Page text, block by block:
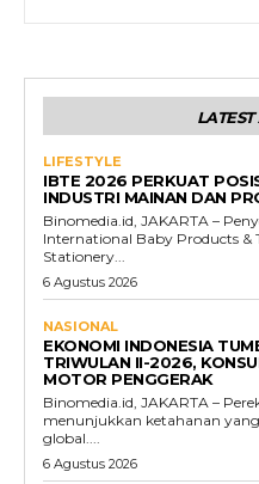
LATEST
LIFESTYLE
IBTE 2026 PERKUAT
INDUSTRI MAINAN DAN
Binomedia.id, JAKARTA –
International Baby Products &
Stationery...
6 Agustus 2026
NASIONAL
EKONOMI INDONESIA
TRIWULAN II-2026,
MOTOR PENGGERAK
Binomedia.id, JAKARTA –
menunjukkan ketahanan
global....
6 Agustus 2026